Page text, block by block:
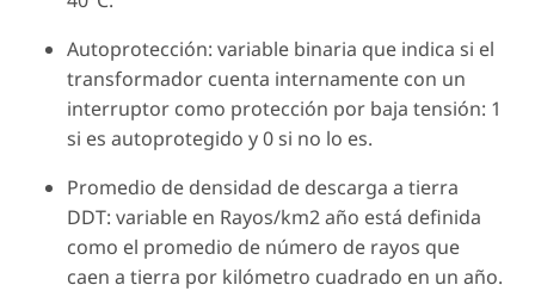
Autoprotección: variable binaria que indica si el
transformador cuenta internamente con un
interruptor como protección por baja tensión: 1
si es autoprotegido y 0 si no lo es.
Promedio de densidad de descarga a tierra
DDT: variable en Rayos/km2 año está definida
como el promedio de número de rayos que
caen a tierra por kilómetro cuadrado en un año.